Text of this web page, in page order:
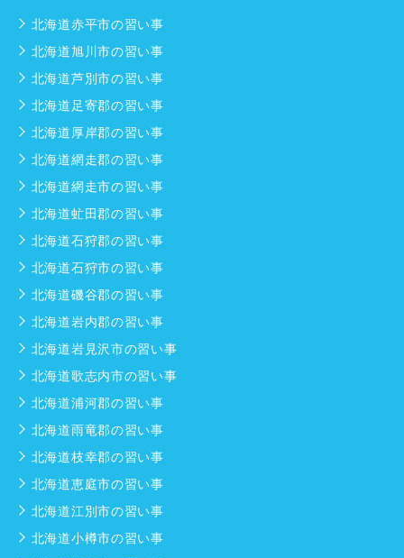
北海道赤平市の習い事
北海道旭川市の習い事
北海道芦別市の習い事
北海道足寄郡の習い事
北海道厚岸郡の習い事
北海道網走郡の習い事
北海道網走市の習い事
北海道虻田郡の習い事
北海道石狩郡の習い事
北海道石狩市の習い事
北海道磯谷郡の習い事
北海道岩内郡の習い事
北海道岩見沢市の習い事
北海道歌志内市の習い事
北海道浦河郡の習い事
北海道雨竜郡の習い事
北海道枝幸郡の習い事
北海道恵庭市の習い事
北海道江別市の習い事
北海道小樽市の習い事